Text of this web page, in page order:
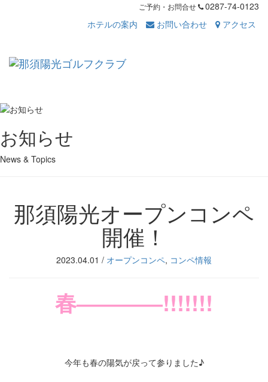
ご予約・お問合せ
0287-74-0123
ホテルの案内
お問い合わせ アクセス
お知らせ
News & Topics
那須陽光オープンコンペ
開催！
2023.04.01 / オープンコンペ, コンペ情報
春――――!!!!!!!
今年も春の陽気が戻って参りました♪